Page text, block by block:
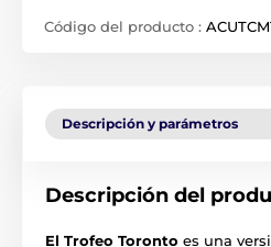
Código del producto :
Descripción y parámetros
Descripción del
El Trofeo Toronto es una